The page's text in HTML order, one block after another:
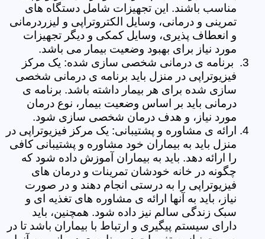
مناسب باشند. این تجهیزات شامل دستگاه های
تمرینی و درمانی، وسایل الکتروتراپی و لیزردرمانی
و انعطاف پذیری، وسایل کمکی و دیگر تجهیزات
مورد نیاز برای بهبود وضعیت بیمار می باشد.
برنامه ی درمانی شخصی سازی شده: یک مرکز
فیزیوتراپی در منزل باید برنامه ی درمانی شخصی
سازی شده برای هر بیمار داشته باشد. برنامه ی
درمانی باید بر اساس وضعیت بیمار، نوع درمان
مورد نیاز، و هدف درمان شخصی سازی شود.
ارائه ی مشاوره و پشتیبانی: یک مرکز فیزیوتراپی در
منزل باید به بیماران خود مشاوره و پشتیبانی کافی
را ارائه دهد. باید به بیماران آموزش داده شود که
چگونه در خانه خودشان تمرینات و درمان های
فیزیوتراپی را به درستی انجام دهند و در صورت
نیاز، باید به آنها ارائه ی مشاوره های تغذیه ای و
سبک زندگی سالم نیز داده شود. همچنین، باید
دارای سیستم پیگیری و ارتباط با بیماران باشد تا در